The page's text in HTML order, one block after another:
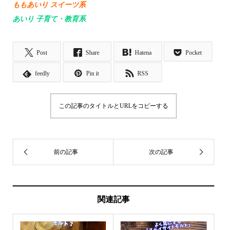
ももあいり スイーツ系
あいり 子育て・教育系
Post Share Hatena Pocket
feedly Pin it RSS
この記事のタイトルとURLをコピーする
関連記事